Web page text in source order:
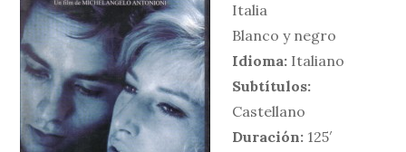
Italia
Blanco y negro
Idioma: Italiano
Subtítulos:
Castellano
Duración: 125′